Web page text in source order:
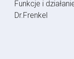
Funkcje i
Dr.Frenkel